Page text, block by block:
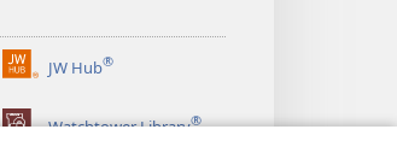
JW Hub®
(may
na
Watchtower Library®